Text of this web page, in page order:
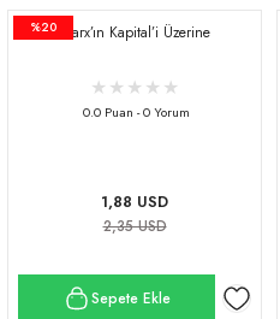
%20 Marx’ın Kapital’i Üzerine
0.0 Puan - 0 Yorum
1,88 USD
2,35 USD
Sepete Ekle